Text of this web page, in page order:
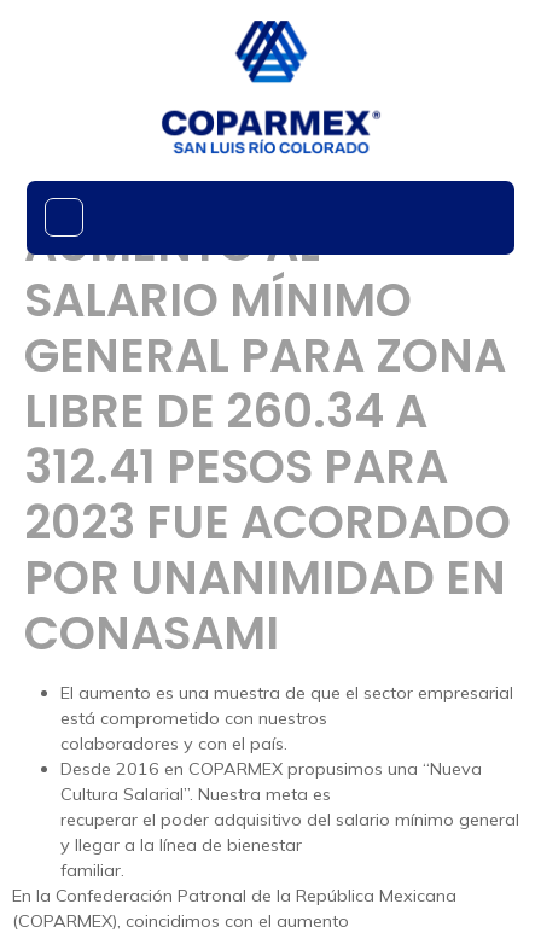
AUMENTO AL
SALARIO MÍNIMO
GENERAL PARA ZONA
LIBRE DE 260.34 A
312.41 PESOS PARA
2023 FUE ACORDADO
POR UNANIMIDAD EN
CONASAMI
El aumento es una muestra de que el sector empresarial
está comprometido con nuestros
colaboradores y con el país.
Desde 2016 en COPARMEX propusimos una “Nueva
Cultura Salarial”. Nuestra meta es
recuperar el poder adquisitivo del salario mínimo general
y llegar a la línea de bienestar
familiar.
En la Confederación Patronal de la República Mexicana
(COPARMEX), coincidimos con el aumento